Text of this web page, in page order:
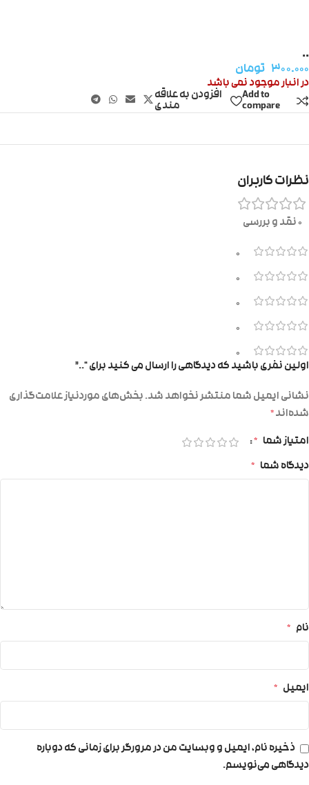
..
۳۰۰.۰۰۰ تومان
در انبار موجود نمی باشد
Add to
compare
افزودن به علاقه
مندی
نظرات کاربران
0 نقد و بررسی
0
0
0
0
0
اولین نفری باشید که دیدگاهی را ارسال می کنید برای “..”
نشانی ایمیل شما منتشر نخواهد شد.بخش‌های موردنیاز علامت‌گذاری
شده‌اند*
امتیاز شما *
دیدگاه شما *
نام *
ایمیل *
ذخیره نام، ایمیل و وبسایت من در مرورگر برای زمانی که دوباره
دیدگاهی می‌نویسم.